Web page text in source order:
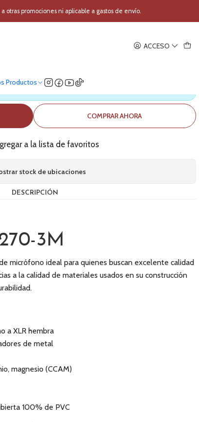
ACCESO
Productos
promociones ni aplicable a gastos de envío.
MPC-270-3M
Kirlin MPC-270-3M
stock
COMPRAR AHORA
a la lista de favoritos
stock de ubicaciones
DESCRIPCIÓN
3M
micrófono ideal para quienes buscan excelente calidad
a la calidad de materiales usados en su construcción
a XLR hembra
de metal
magnesio (CCAM)
100% de PVC